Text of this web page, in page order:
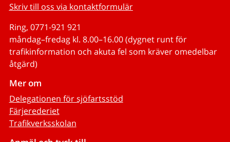
Skriv till oss via kontaktformulär
Ring, 0771-921 921
måndag–fredag kl. 8.00–16.00 (dygnet runt för
trafikinformation och akuta fel som kräver omedelbar
åtgärd)
Mer om
Delegationen för sjöfartsstöd
Färjerederiet
Trafikverksskolan